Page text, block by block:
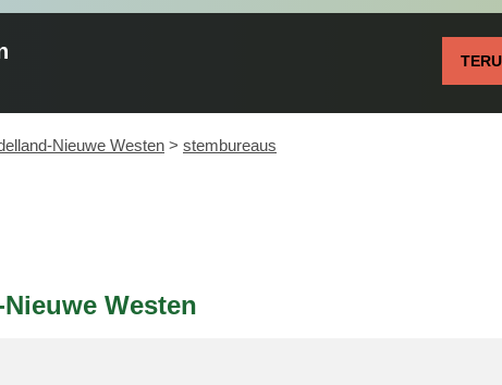
Nieuwe Westen > stembureaus
Westen